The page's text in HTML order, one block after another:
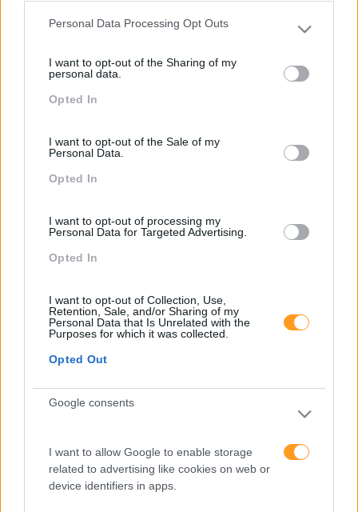
Please note that this website/app uses one or more Google
not limited to your visit or usage behaviour. You may click to
grant or deny consent to Google and its third-party tags to
use your data for below specified purposes in below Google
Personal Data Processing Opt Outs
I want to opt-out of the Sharing of my
personal data.
Opted In
I want to opt-out of the Sale of my
Personal Data.
Opted In
I want to opt-out of processing my
Personal Data for Targeted Advertising.
Opted In
I want to opt-out of Collection, Use,
Retention, Sale, and/or Sharing of my
Personal Data that Is Unrelated with the
Purposes for which it was collected.
Opted Out
Google consents
I want to allow Google to enable storage
related to advertising like cookies on web or
device identifiers in apps.
QUER UM WEBINAR DESENHADO À MEDIDA?
Formações ajustadas
ao seu negócio
FORMAÇÕES À
MEDIDA
Provocamos e aceleramos processos de mudança com a